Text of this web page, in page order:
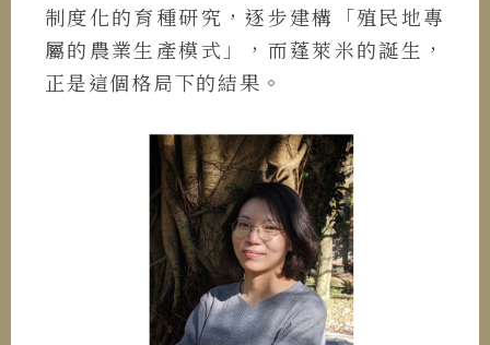
制度化的育種研究，逐步建構「殖民地專
屬的農業生產模式」，而蓬萊米的誕生，
正是這個格局下的結果。